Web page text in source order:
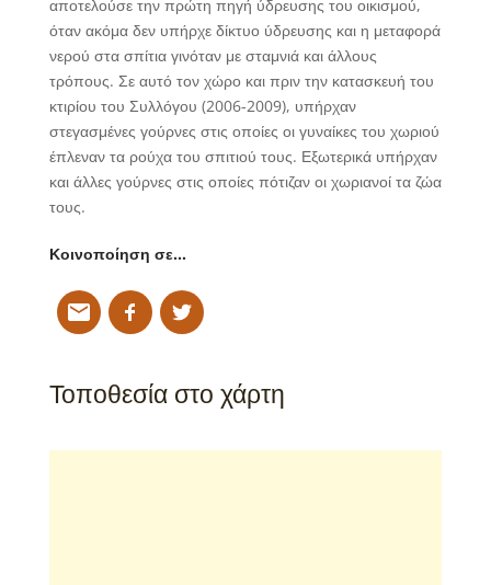
αποτελούσε την πρώτη πηγή ύδρευσης του οικισμού,
όταν ακόμα δεν υπήρχε δίκτυο ύδρευσης και η μεταφορά
νερού στα σπίτια γινόταν με σταμνιά και άλλους
τρόπους. Σε αυτό τον χώρο και πριν την κατασκευή του
κτιρίου του Συλλόγου (2006-2009), υπήρχαν
στεγασμένες γούρνες στις οποίες οι γυναίκες του χωριού
έπλεναν τα ρούχα του σπιτιού τους. Εξωτερικά υπήρχαν
και άλλες γούρνες στις οποίες πότιζαν οι χωριανοί τα ζώα
τους.
Κοινοποίηση σε…
Τοποθεσία στο χάρτη